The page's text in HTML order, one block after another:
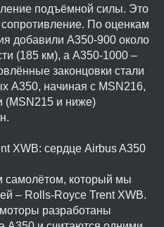
подъёмной силы. Это
По оценкам
добавили A350-900 около
(185 км), а A350-1000 –
законцовки стали
A350, начиная с MSN216,
(MSN215 и ниже)
XWB: сердце Airbus A350
самолётом, который мы
– Rolls-Royce Trent XWB.
разработаны